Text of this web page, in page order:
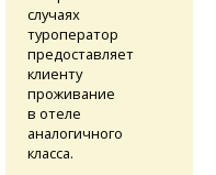
случаях
туроператор
предоставляет
клиенту
проживание
в отеле
аналогичного
класса.